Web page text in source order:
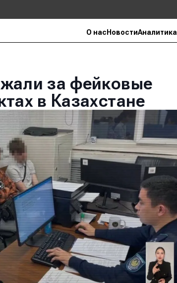
О нас НовостиАналитика
за фейковые
в Казахстане